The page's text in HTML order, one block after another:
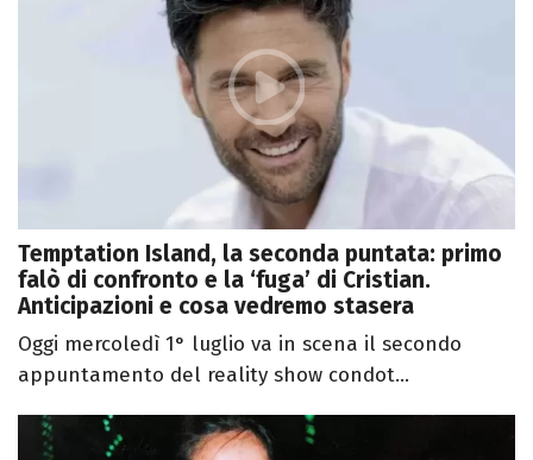
Temptation Island, la seconda puntata: primo
falò di confronto e la ‘fuga’ di Cristian.
Anticipazioni e cosa vedremo stasera
Oggi mercoledì 1° luglio va in scena il secondo
appuntamento del reality show condot...